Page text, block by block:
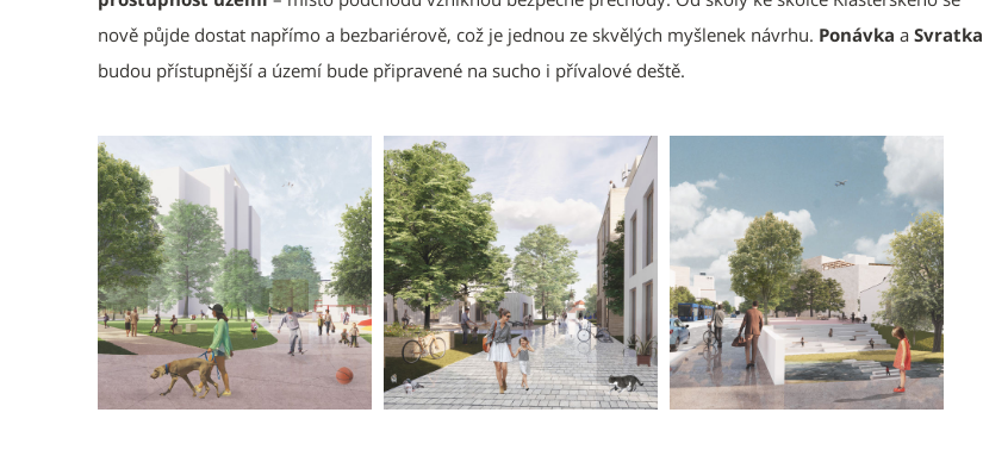
nově půjde dostat napřímo a bezbariérově, což je jednou ze skvělých myšlenek návrhu. Ponávka a Svratka
budou přístupnější a území bude připravené na sucho i přívalové deště.